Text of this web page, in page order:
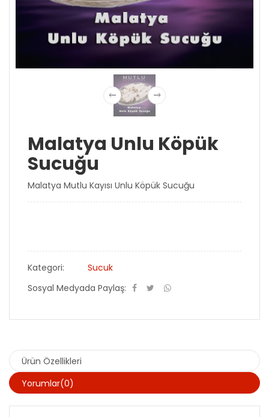
Malatya Unlu Köpük
Sucuğu
Malatya Mutlu Kayısı Unlu Köpük Sucuğu
Kategori:
Sucuk
Sosyal Medyada Paylaş:
Ürün Özellikleri
Yorumlar(0)